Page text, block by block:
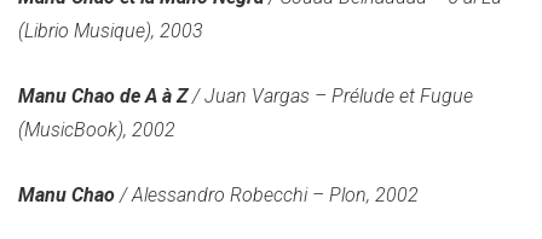
(Librio Musique), 2003
Manu Chao de A à Z/ Juan Vargas – Prélude et Fugue
(MusicBook), 2002
Manu Chao / Alessandro Robecchi – Plon, 2002